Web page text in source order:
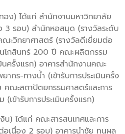
อง) ได้แก่ สำนักงานมหาวิทยาลัย
3 รอบ) สำนักหอสมุด (รางวัลระดับ
ะวิทยาศาสตร์ (รางวัลดีเยี่ยมต่อ
โกสินทร์ 200 ปี คณะผลิตกรรม
นครั้งแรก) อาคารสำนักงานคณะ
ากร-ทางน้ำ (เข้ารับการประเมินครั้ง
คณะสถาปัตยกรรมศาสตร์และการ
ข้ารับการประเมินครั้งแรก)
น) ได้แก่ คณะสารสนเทศและการ
อเนื่อง 2 รอบ) อาคารนำชัย ทนุผล